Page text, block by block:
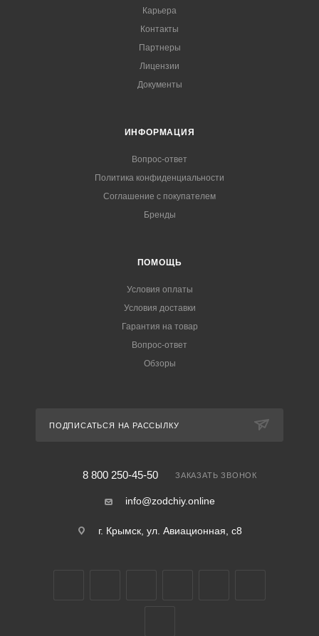
Карьера
Контакты
Партнеры
Лицензии
Документы
ИНФОРМАЦИЯ
Вопрос-ответ
Политика конфиденциальности
Соглашение с покупателем
Бренды
ПОМОЩЬ
Условия оплаты
Условия доставки
Гарантия на товар
Вопрос-ответ
Обзоры
ПОДПИСАТЬСЯ НА РАССЫЛКУ
8 800 250-45-50 ЗАКАЗАТЬ ЗВОНОК
info@zodchiy.online
г. Крымск, ул. Авиационная, с8